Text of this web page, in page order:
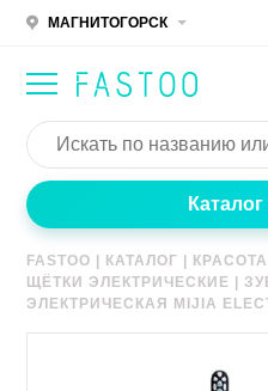
МАГНИТОГОРСК
FASTOO КАТАЛОГ
ЩЁТКИ ЭЛЕКТРИЧЕСКИЕ
ЭЛЕКТРИЧЕСКАЯ MIJIA